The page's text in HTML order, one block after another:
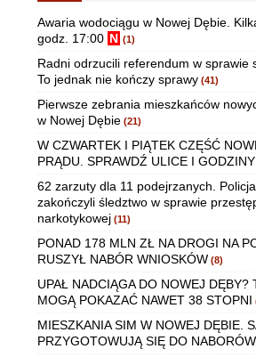
Awaria wodociągu w Nowej Dębie.
godz. 17:00 N (1)
Radni odrzucili referendum w sprawie
To jednak nie kończy sprawy (41)
Pierwsze zebrania mieszkańców
w Nowej Dębie (21)
W CZWARTEK I PIĄTEK CZĘŚĆ
PRĄDU. SPRAWDŹ ULICE I
62 zarzuty dla 11 podejrzanych.
zakończyli śledztwo w sprawie
narkotykowej (11)
PONAD 178 MLN ZŁ NA DROGI NA
RUSZYŁ NABÓR WNIOSKÓW (8)
UPAŁ NADCIĄGA DO NOWEJ DĘBY?
MOGĄ POKAZAĆ NAWET 38 STOPNI
MIESZKANIA SIM W NOWEJ DĘBIE.
PRZYGOTOWUJĄ SIĘ DO NABORÓW